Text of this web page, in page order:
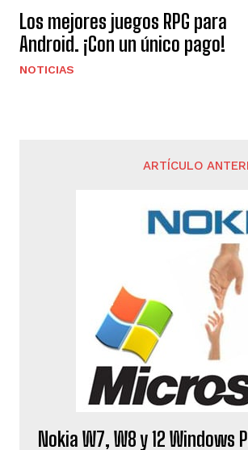
Los mejores juegos RPG para
Android. ¡Con un único pago!
NOTICIAS
ARTÍCULO
Nokia W7, W8 y 12 Windows